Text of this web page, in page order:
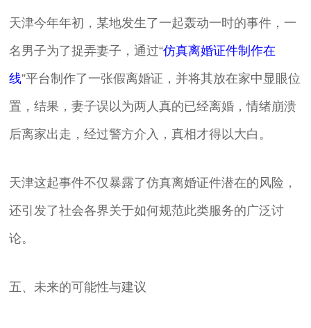
天津今年年初，某地发生了一起轰动一时的事件，一
名男子为了捉弄妻子，通过“仿真离婚证件制作在
线”平台制作了一张假离婚证，并将其放在家中显眼位
置，结果，妻子误以为两人真的已经离婚，情绪崩溃
后离家出走，经过警方介入，真相才得以大白。
天津这起事件不仅暴露了仿真离婚证件潜在的风险，
还引发了社会各界关于如何规范此类服务的广泛讨
论。
五、未来的可能性与建议